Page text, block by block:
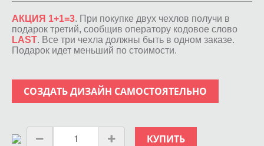
АКЦИЯ 1+1=3. При покупке двух чехлов получи в
подарок третий, сообщив оператору кодовое слово
LAST. Все три чехла должны быть в одном заказе.
Подарок идет меньший по стоимости.
СОЗДАТЬ ДИЗАЙН САМОСТОЯТЕЛЬНО
КУПИТЬ